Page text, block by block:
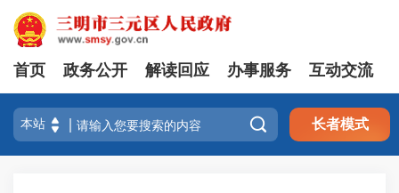
首页 政务公开 解读回应 办事服务 互动交流
 长者模式